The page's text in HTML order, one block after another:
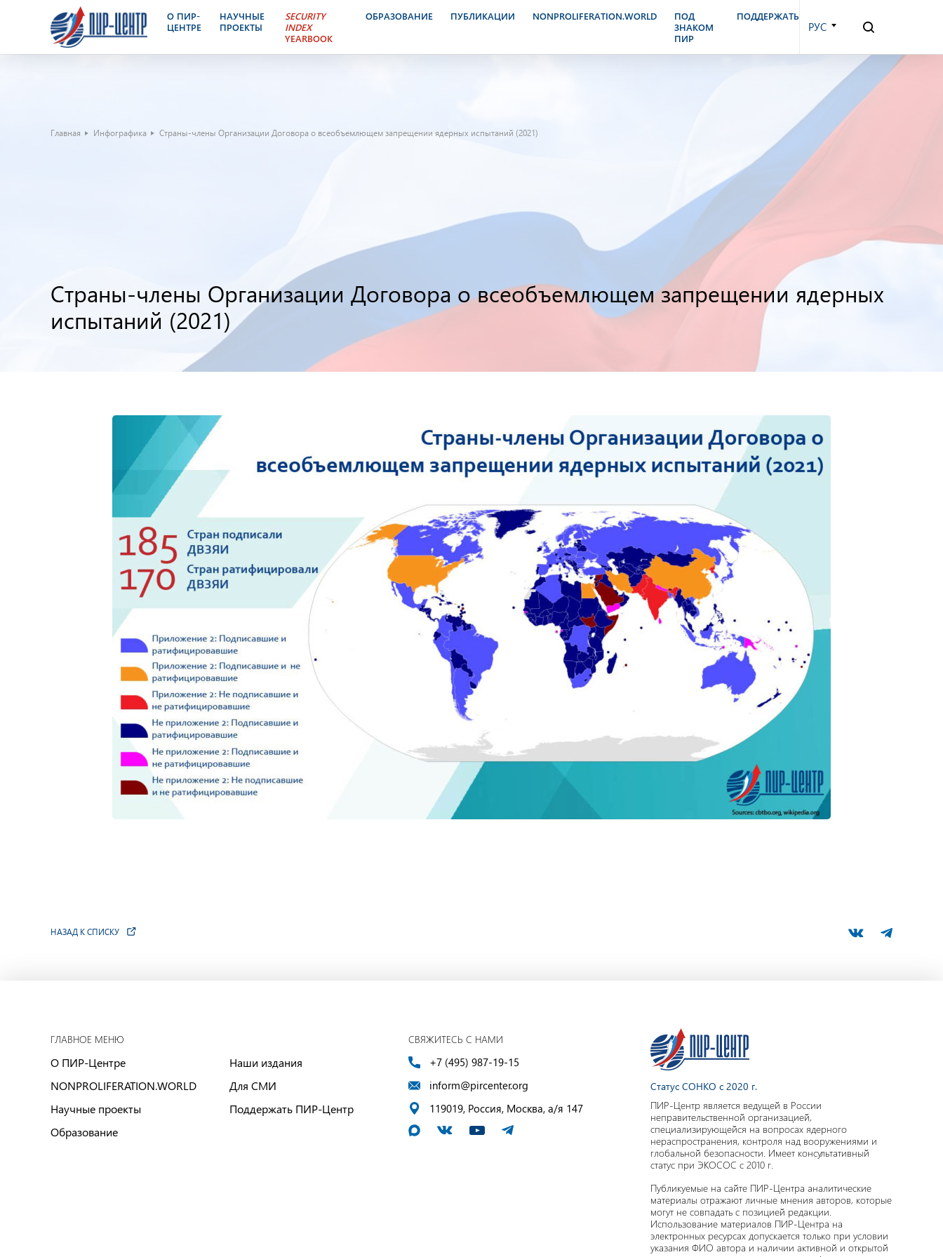
О ПИР-
ЦЕНТРЕ
НАУЧНЫЕ
ПРОЕКТЫ
SECURITY
INDEX
YEARBOOK
ОБРАЗОВАНИЕ ПУБЛИКАЦИИ NONPROLIFERATION.WORLD
ПОД
ЗНАКОМ
ПИР
ПОДДЕРЖАТЬ
РУС
Главная Инфографика Страны-члены Организации Договора о всеобъемлющем запрещении ядерных испытаний (2021)
Страны-члены Организации Договора о всеобъемлющем запрещении ядерных
испытаний (2021)
НАЗАД К СПИСКУ
ГЛАВНОЕ МЕНЮ
О ПИР-Центре
NONPROLIFERATION.WORLD
Научные проекты
Образование
Наши издания
Для СМИ
Поддержать ПИР-Центр
СВЯЖИТЕСЬ С НАМИ
+7 (495) 987-19-15
inform@pircenter.org
119019, Россия, Москва, а/я 147
Статус СОНКО с 2020 г.
ПИР-Центр является ведущей в России
неправительственной организацией,
специализирующейся на вопросах ядерного
нераспространения, контроля над вооружениями и
глобальной безопасности. Имеет консультативный
статус при ЭКОСОС с 2010 г.
Публикуемые на сайте ПИР-Центра аналитические
материалы отражают личные мнения авторов, которые
могут не совпадать с позицией редакции.
Использование материалов ПИР-Центра на
электронных ресурсах допускается только при условии
указания ФИО автора и наличии активной и открытой